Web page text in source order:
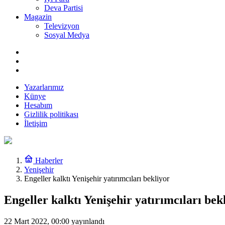
Deva Partisi
Magazin
Televizyon
Sosyal Medya
Yazarlarımız
Künye
Hesabım
Gizlilik politikası
İletişim
Haberler
Yenişehir
Engeller kalktı Yenişehir yatırımcıları bekliyor
Engeller kalktı Yenişehir yatırımcıları
22 Mart 2022, 00:00 yayınlandı